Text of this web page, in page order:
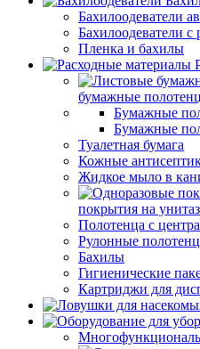
Бахилоодеватели
Бахилоодеватели с
Пленка и бахилы
бумажные
Бумажные
Бумажные
Туалетная бумага
Кожные
Жидкое мыло в
покрытия на унитаз
Полотенца с
Рулонные
Бахилы
Гигиенические
Картриджи для